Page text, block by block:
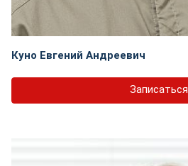
Куно Евгений Андреевич
Записаться